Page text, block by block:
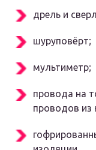
дрель и
шуруповёрт;
мультиметр;
провода на
проводов из